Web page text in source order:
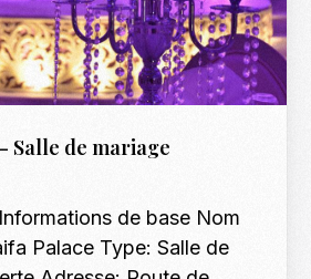
Salle de mariage
de base Nom
Palace Type: Salle de